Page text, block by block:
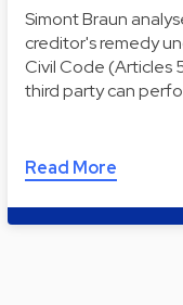
Simont Braun
creditor's remedy
Civil Code (Articles
third party can
Read More